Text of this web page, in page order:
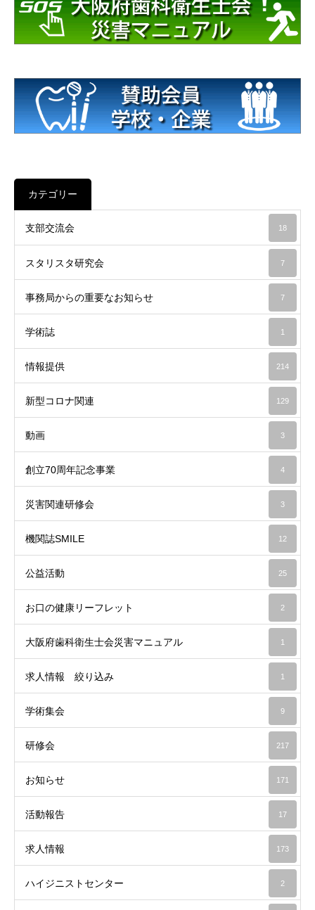
カテゴリー
支部交流会 18
スタリスタ研究会 7
事務局からの重要なお知らせ 7
学術誌 1
情報提供 214
新型コロナ関連 129
動画 3
創立70周年記念事業 4
災害関連研修会 3
機関誌SMILE 12
公益活動 25
お口の健康リーフレット 2
大阪府歯科衛生士会災害マニュアル 1
求人情報 絞り込み 1
学術集会 9
研修会 217
お知らせ 171
活動報告 17
求人情報 173
ハイジニストセンター 2